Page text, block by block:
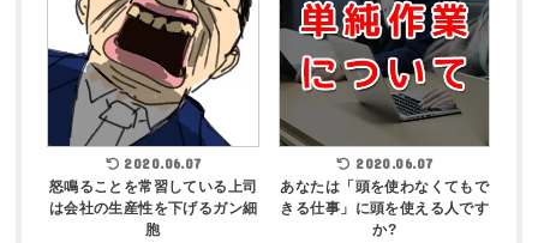
2020.06.07
怒鳴ることを常習している上司
は会社の生産性を下げるガン細
胞
2020.06.07
あなたは「頭を使わなくてもで
きる仕事」に頭を使える人です
か?